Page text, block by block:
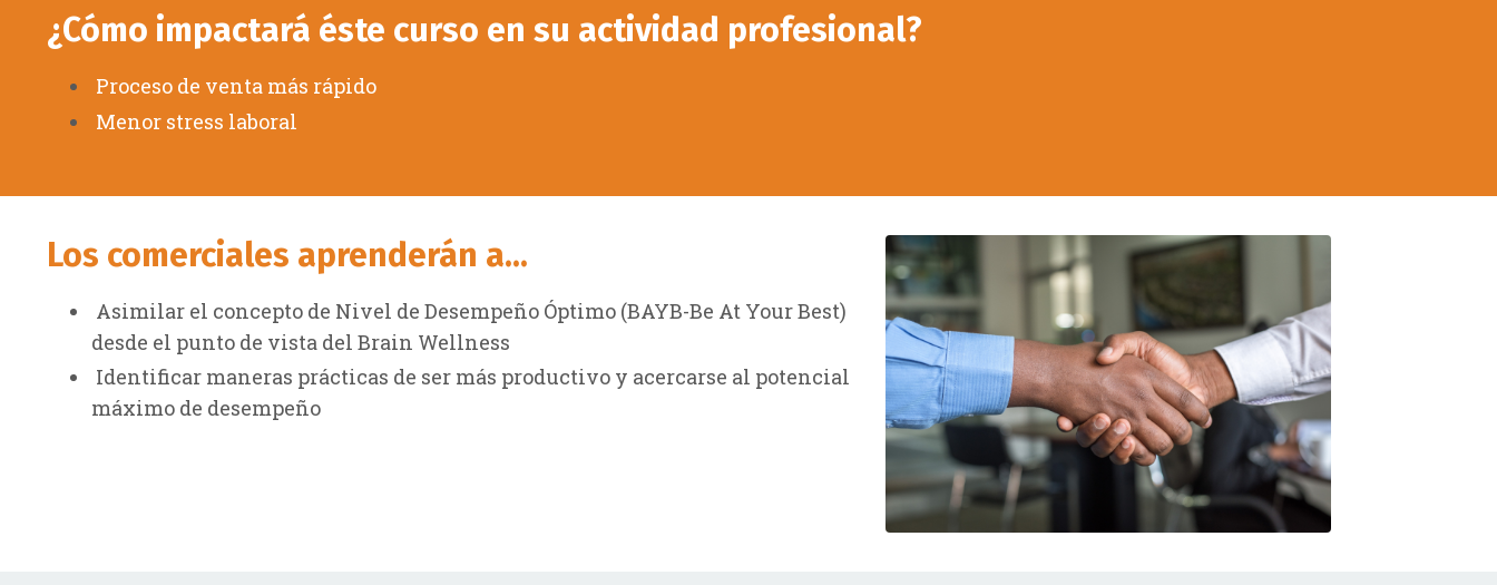
¿Cómo impactará éste curso en su actividad profesional?
Proceso de venta más rápido
Menor stress laboral
Los comerciales aprenderán a...
Asimilar el concepto de Nivel de Desempeño Óptimo (BAYB-Be At Your Best)
desde el punto de vista del Brain Wellness
Identificar maneras prácticas de ser más productivo y acercarse al potencial
máximo de desempeño